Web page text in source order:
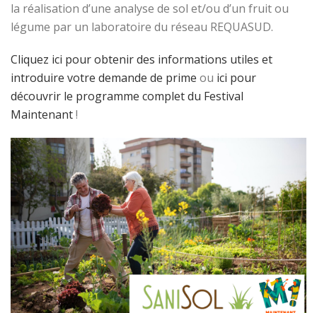
la réalisation d’une analyse de sol et/ou d’un fruit ou
légume par un laboratoire du réseau REQUASUD.
Cliquez ici pour obtenir des informations utiles et
introduire votre demande de prime ou ici pour
découvrir le programme complet du Festival
Maintenant!